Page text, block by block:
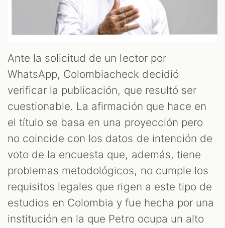
Ante la solicitud de un lector por
WhatsApp, Colombiacheck decidió
verificar la publicación, que resultó ser
cuestionable. La afirmación que hace en
el título se basa en una proyección pero
no coincide con los datos de intención de
voto de la encuesta que, además, tiene
problemas metodológicos, no cumple los
requisitos legales que rigen a este tipo de
estudios en Colombia y fue hecha por una
institución en la que Petro ocupa un alto